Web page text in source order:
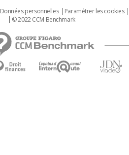
Données personnelles Paramétrer les cookies
© 2022 CCM Benchmark